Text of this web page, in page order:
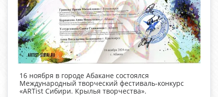
16 ноября в городе Абакане состоялся
Международный творческий фестиваль-конкурс
«ARTist Сибири. Крылья творчества».